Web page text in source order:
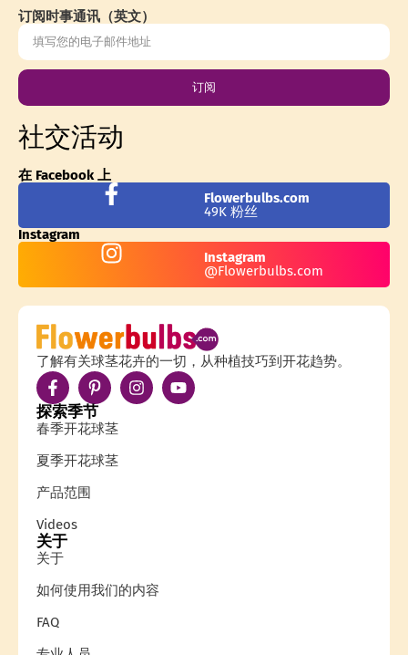
订阅时事通讯（英文）
订阅
社交活动
在 Facebook 上
Flowerbulbs.com
49K 粉丝
Instagram
Instagram
@Flowerbulbs.com
了解有关球茎花卉的一切，从种植技巧到开花趋势。
探索季节
春季开花球茎
夏季开花球茎
产品范围
Videos
关于
关于
如何使用我们的内容
FAQ